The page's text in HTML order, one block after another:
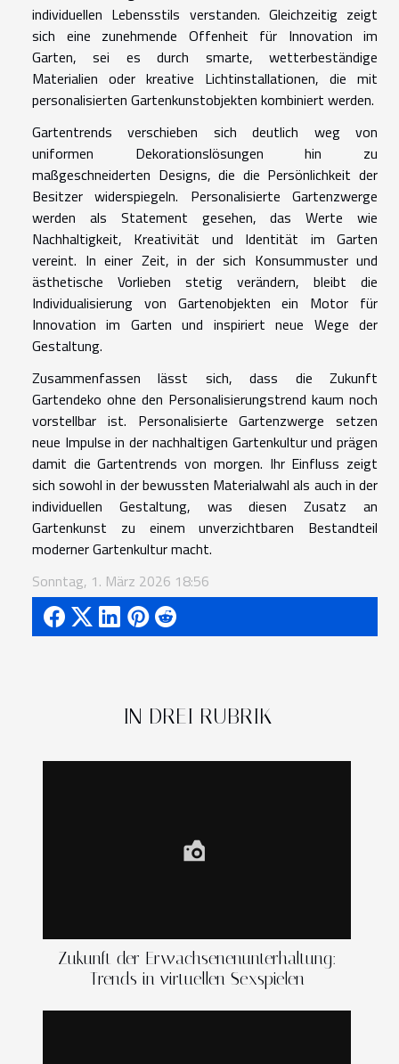
IN DREI RUBRIK
Zukunft der Erwachsenenunterhaltung:
Trends in virtuellen Sexspielen
individuellen Lebensstils verstanden. Gleichzeitig zeigt
sich eine zunehmende Offenheit für Innovation im
Garten, sei es durch smarte, wetterbeständige
Materialien oder kreative Lichtinstallationen, die mit
personalisierten Gartenkunstobjekten kombiniert werden.
Gartentrends verschieben sich deutlich weg von
uniformen Dekorationslösungen hin zu
maßgeschneiderten Designs, die die Persönlichkeit der
Besitzer widerspiegeln. Personalisierte Gartenzwerge
werden als Statement gesehen, das Werte wie
Nachhaltigkeit, Kreativität und Identität im Garten
vereint. In einer Zeit, in der sich Konsummuster und
ästhetische Vorlieben stetig verändern, bleibt die
Individualisierung von Gartenobjekten ein Motor für
Innovation im Garten und inspiriert neue Wege der
Gestaltung.
Zusammenfassen lässt sich, dass die Zukunft
Gartendeko ohne den Personalisierungstrend kaum noch
vorstellbar ist. Personalisierte Gartenzwerge setzen
neue Impulse in der nachhaltigen Gartenkultur und prägen
damit die Gartentrends von morgen. Ihr Einfluss zeigt
sich sowohl in der bewussten Materialwahl als auch in der
individuellen Gestaltung, was diesen Zusatz an
Gartenkunst zu einem unverzichtbaren Bestandteil
moderner Gartenkultur macht.
Sonntag, 1. März 2026 18:56